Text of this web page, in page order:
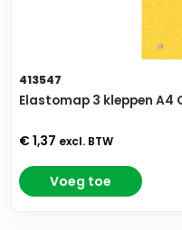
413547
Elastomap 3 kleppen A4
€ 1,37 excl. BTW
Voeg toe